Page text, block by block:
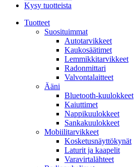
Kysy tuotteista
Tuotteet
Suosituimmat
Autotarvikkeet
Kaukosäätimet
Lemmikkitarvikkeet
Radonmittari
Valvontalaitteet
Ääni
Bluetooth-kuulokkeet
Kaiuttimet
Nappikuulokkeet
Sankakuulokkeet
Mobiilitarvikkeet
Kosketusnäyttökynät
Laturit ja kaapelit
Varavirtalähteet